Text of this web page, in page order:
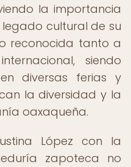
la importancia
cultural de su
reconocida tanto a
siendo
diversas ferias y
la diversidad y la
oaxaqueña.
López con la
zapoteca no